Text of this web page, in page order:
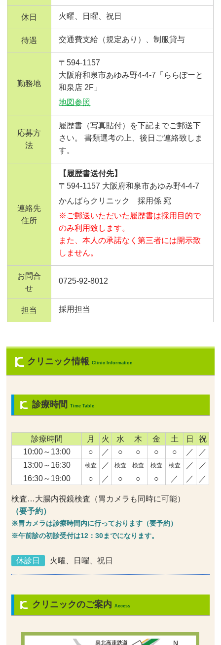
休日 火曜、日曜、祝日
待遇 交通費支給（規定あり）、制服貸与
勤務地
〒594-1157
大阪府和泉市あゆみ野4-4-7「ららぽーと
和泉店 2F」
地図参照
応募方
法
履歴書（写真貼付）を下記までご郵送下
さい。 書類選考の上、後日ご連絡致しま
す。
連絡先
住所
【履歴書送付先】
〒594-1157 大阪府和泉市あゆみ野4-4-7
かんばらクリニック 採用係 宛
※ご郵送いただいた履歴書は採用目的で
のみ利用致します。
また、本人の承諾なく第三者には開示致
しません。
お問合
せ
0725-92-8012
担当 採用担当
クリニック情報Clinic Information
診療時間Time Table
診療時間 月 火 水 木 金 土 日
祝
10:00～13:00
○ ／ ○ ○ ○ ○ ／
／
13:00～16:30
検査 ／ 検査 検査 検査 検査 ／
／
16:30～19:00
○ ／ ○ ○ ○ ／ ／ ／
検査…大腸内視鏡検査（胃カメラも同時に可能）
（要予約）
※胃カメラは診療時間内に行っております（要予約）
※午前診の初診受付は12：30までになります。
休診日 火曜、日曜、祝日
クリニックのご案内Access